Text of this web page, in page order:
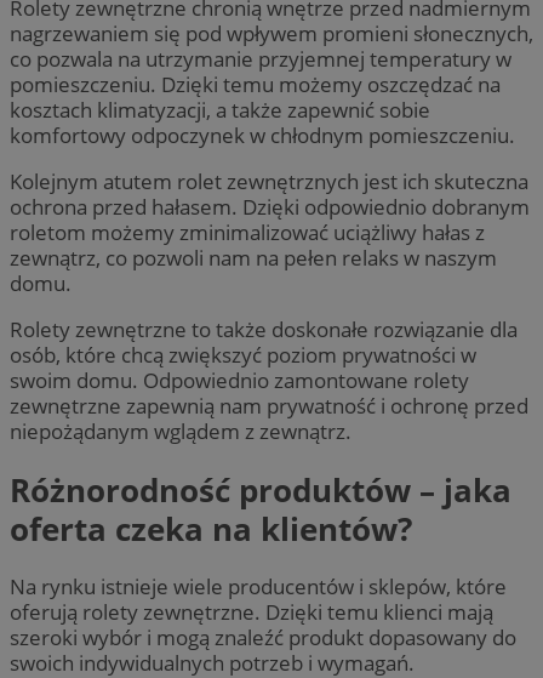
Rolety zewnętrzne chronią wnętrze przed nadmiernym
nagrzewaniem się pod wpływem promieni słonecznych,
co pozwala na utrzymanie przyjemnej temperatury w
pomieszczeniu. Dzięki temu możemy oszczędzać na
kosztach klimatyzacji, a także zapewnić sobie
komfortowy odpoczynek w chłodnym pomieszczeniu.
Kolejnym atutem rolet zewnętrznych jest ich skuteczna
ochrona przed hałasem. Dzięki odpowiednio dobranym
roletom możemy zminimalizować uciążliwy hałas z
zewnątrz, co pozwoli nam na pełen relaks w naszym
domu.
Rolety zewnętrzne to także doskonałe rozwiązanie dla
osób, które chcą zwiększyć poziom prywatności w
swoim domu. Odpowiednio zamontowane rolety
zewnętrzne zapewnią nam prywatność i ochronę przed
niepożądanym wglądem z zewnątrz.
Różnorodność produktów – jaka
oferta czeka na klientów?
Na rynku istnieje wiele producentów i sklepów, które
oferują rolety zewnętrzne. Dzięki temu klienci mają
szeroki wybór i mogą znaleźć produkt dopasowany do
swoich indywidualnych potrzeb i wymagań.